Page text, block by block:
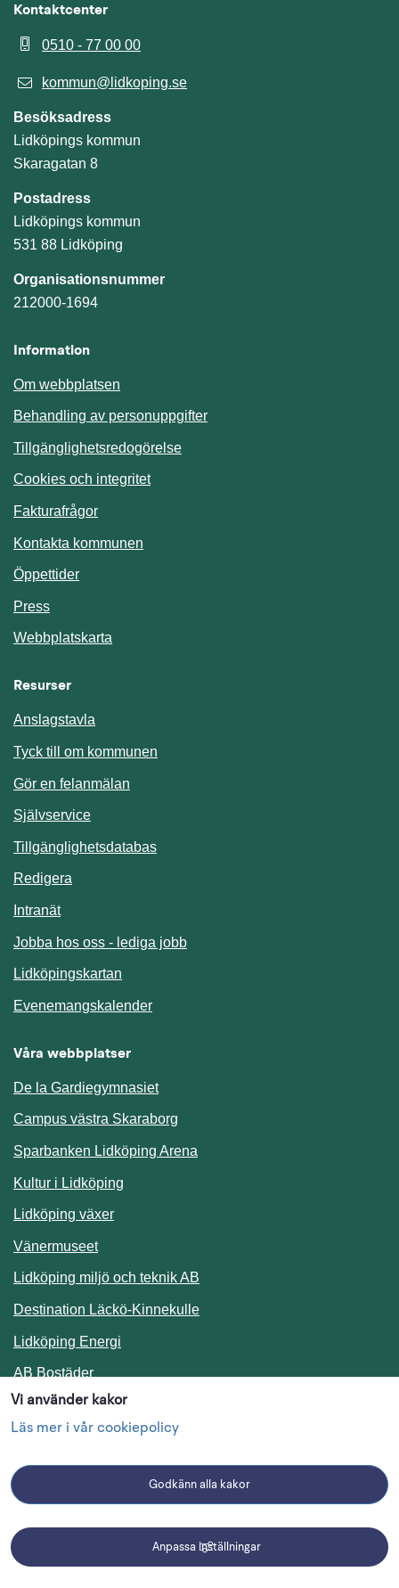
Vi använder kakor
Läs mer i vår cookiepolicy
Godkänn alla kakor
Anpassa inställningar
Kontaktcenter
0510 - 77 00 00
kommun@lidkoping.se
Besöksadress
Lidköpings kommun
Skaragatan 8
Postadress
Lidköpings kommun
531 88 Lidköping
Organisationsnummer
212000-1694
Information
Om webbplatsen
Behandling av personuppgifter
Tillgänglighetsredogörelse
Cookies och integritet
Fakturafrågor
Kontakta kommunen
Öppettider
Press
Webbplatskarta
Resurser
Anslagstavla
Tyck till om kommunen
Gör en felanmälan
SjälvserviceLänk till annan webbplats.
TillgänglighetsdatabasLänk till annan webbplats.
Redigera
IntranätLänk till annan webbplats.
Jobba hos oss - lediga jobb
Lidköpingskartan
EvenemangskalenderLänk till annan webbplats.
Våra webbplatser
De la Gardiegymnasiet
Campus västra Skaraborg
Sparbanken Lidköping Arena
Kultur i Lidköping
Lidköping växer
Vänermuseet
Lidköping miljö och teknik AB
Destination Läckö-KinnekulleLänk till annan webbplats.
Lidköping Energi
AB BostäderLänk till annan webbplats.
Följ oss i sociala medier
Linkedin